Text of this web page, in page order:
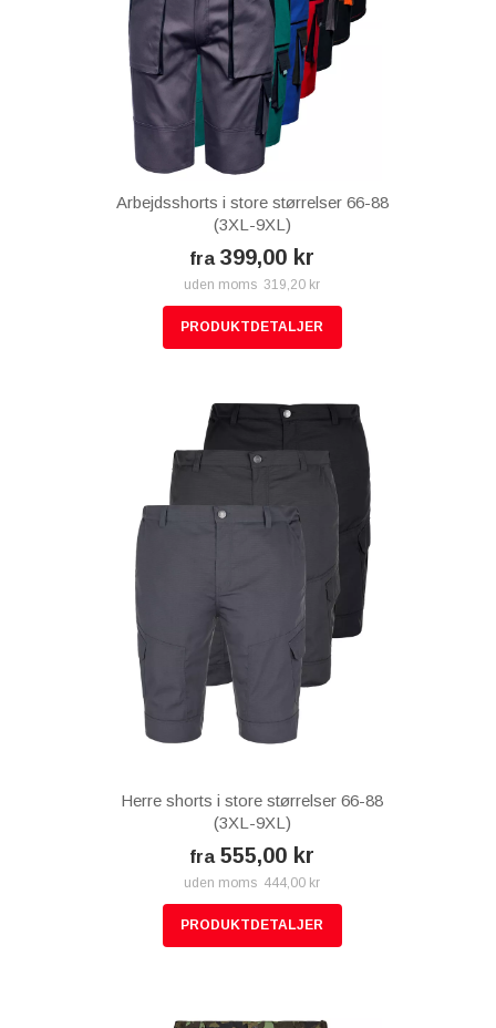
Arbejdsshorts i store størrelser 66-88
(3XL-9XL)
fra 399,00 kr
uden moms 319,20 kr
PRODUKTDETALJER
Herre shorts i store størrelser 66-88
(3XL-9XL)
fra 555,00 kr
uden moms 444,00 kr
PRODUKTDETALJER